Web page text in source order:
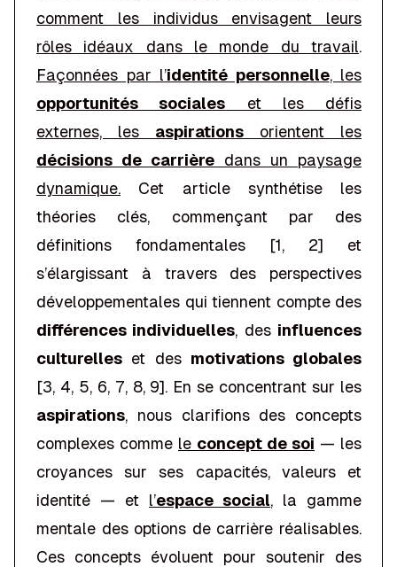
comment les individus envisagent leurs
rôles idéaux dans le monde du travail.
Façonnées par l’identité personnelle, les
opportunités sociales et les défis
externes, les aspirations orientent les
décisions de carrière dans un paysage
dynamique. Cet article synthétise les
théories clés, commençant par des
définitions fondamentales [1, 2] et
s’élargissant à travers des perspectives
développementales qui tiennent compte des
différences individuelles, des influences
culturelles et des motivations globales
[3, 4, 5, 6, 7, 8, 9]. En se concentrant sur les
aspirations, nous clarifions des concepts
complexes comme le concept de soi — les
croyances sur ses capacités, valeurs et
identité — et l’espace social, la gamme
mentale des options de carrière réalisables.
Ces concepts évoluent pour soutenir des